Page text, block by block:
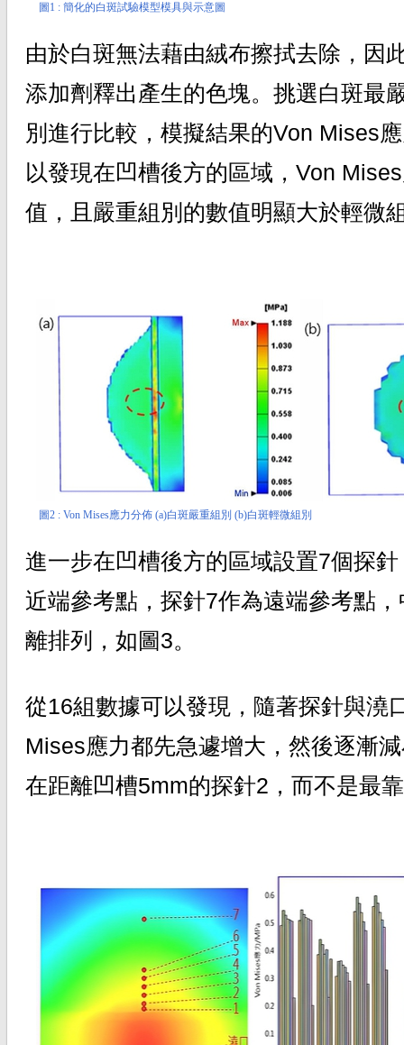
圖1 : 簡化的白斑試驗模型模具與示意圖
由於白斑無法藉由絨布擦拭去除，因
添加劑釋出產生的色塊。挑選白斑最
別進行比較，模擬結果的Von Mises
以發現在凹槽後方的區域，Von
值，且嚴重組別的數值明顯大於輕微
圖2 : Von Mises應力分佈 (a)白斑嚴重組別 (b)白斑輕微組別
進一步在凹槽後方的區域設置7個探
近端參考點，探針7作為遠端參考點
離排列，如圖3。
從16組數據可以發現，隨著探針與澆
Mises應力都先急遽增大，然後逐漸
在距離凹槽5mm的探針2，而不是最